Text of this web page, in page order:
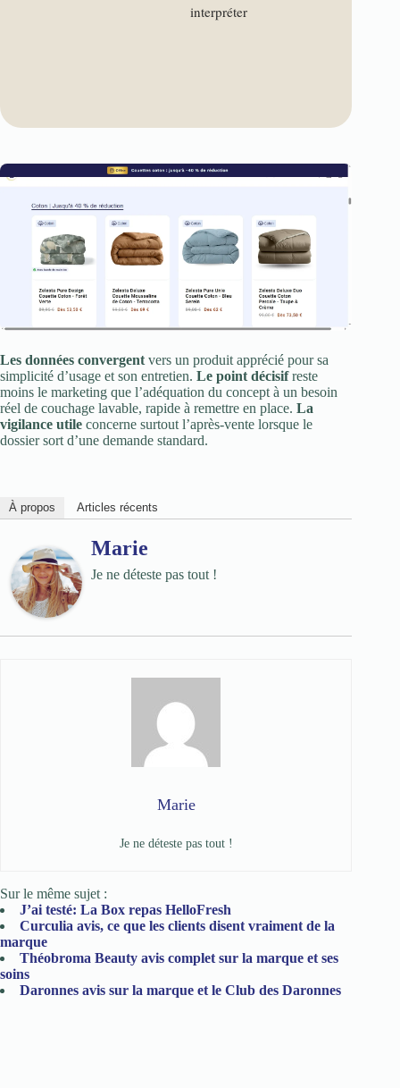
interpréter
Les données convergent vers un produit apprécié pour sa
simplicité d’usage et son entretien. Le point décisifreste
moins le marketing que l’adéquation du concept à un besoin
réel de couchage lavable, rapide à remettre en place. La
vigilance utile concerne surtout l’après-vente lorsque le
dossier sort d’une demande standard.
À propos Articles récents
Marie
Je ne déteste pas tout !
Marie
Je ne déteste pas tout !
Sur le même sujet :
J’ai testé: La Box repas HelloFresh
Curculia avis, ce que les clients disent vraiment de la
marque
Théobroma Beauty avis complet sur la marque et ses
soins
Daronnes avis sur la marque et le Club des Daronnes